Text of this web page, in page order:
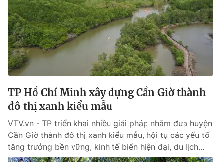
TP Hồ Chí Minh xây dựng Cần Giờ thành
đô thị xanh kiểu mẫu
VTV.vn - TP triển khai nhiều giải pháp nhằm đưa huyện
Cần Giờ thành đô thị xanh kiểu mẫu, hội tụ các yếu tố
tăng trưởng bền vững, kinh tế biển hiện đại, du lịch...